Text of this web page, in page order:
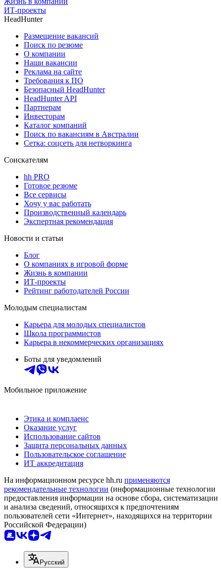
ИТ-проекты
HeadHunter
Размещение вакансий
Поиск по резюме
О компании
Наши вакансии
Реклама на сайте
Требования к ПО
Безопасный HeadHunter
HeadHunter API
Партнерам
Инвесторам
Каталог компаний
Поиск по вакансиям в Австралии
Сетка: соцсеть для нетворкинга
Соискателям
hh PRO
Готовое резюме
Все сервисы
Хочу у вас работать
Производственный календарь
Экспертная рекомендация
Новости и статьи
Блог
О компаниях в игровой форме
Жизнь в компании
ИТ-проекты
Рейтинг работодателей России
Молодым специалистам
Карьера для молодых специалистов
Школа программистов
Карьера в некоммерческих организациях
Боты для уведомлений
Мобильное приложение
Этика и комплаенс
Оказание услуг
Использование сайтов
Защита персональных данных
Пользовательское соглашение
ИТ аккредитация
На информационном ресурсе hh.ru применяются
рекомендательные технологии (информационные технологии
предоставления информации на основе сбора, систематизации
и анализа сведений, относящихся к предпочтениям
пользователей сети «Интернет», находящихся на территории
Российской Федерации)
Русский